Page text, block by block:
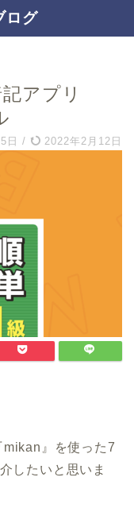
グ
アプリ
日 / 2022年2月12日
mikan 』を使った7
したいと思いま